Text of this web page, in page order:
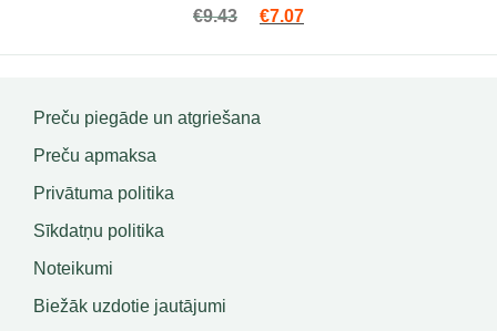
4.84
out
€9.43 Original price was: €9.43.
€7.07Current price is: €7.07.
Preču piegāde un atgriešana
Preču apmaksa
Privātuma politika
Sīkdatņu politika
Noteikumi
Biežāk uzdotie jautājumi